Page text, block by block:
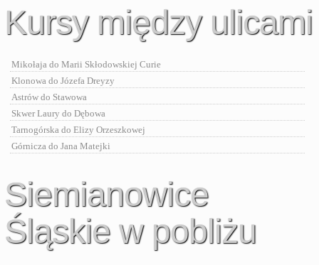
Kursy między ulicami
Mikołaja do Marii Skłodowskiej Curie
Klonowa do Józefa Dreyzy
Astrów do Stawowa
Skwer Laury do Dębowa
Tarnogórska do Elizy Orzeszkowej
Górnicza do Jana Matejki
Siemianowice
Śląskie w pobliżu